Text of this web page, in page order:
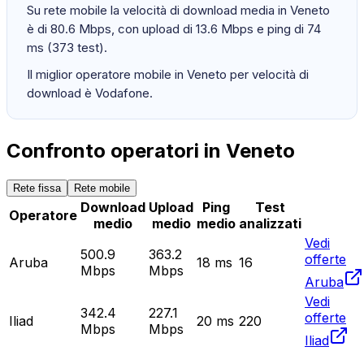
Su rete mobile la velocità di download media in Veneto
è di 80.6 Mbps, con upload di 13.6 Mbps e ping di 74
ms (373 test).
Il miglior operatore mobile in Veneto per velocità di
download è Vodafone.
Confronto operatori in Veneto
Rete fissa Rete mobile
Operatore Download
medio
Upload
medio
Ping
medio
Test
analizzati
Aruba
500.9
Mbps
363.2
Mbps
18 ms 16
Vedi
offerte
Aruba
Iliad
342.4
Mbps
227.1
Mbps
20 ms 220
Vedi
offerte
Iliad